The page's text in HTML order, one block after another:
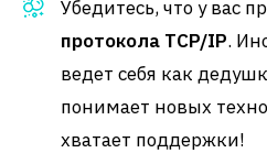
Убедитесь, что у вас
протокола TCP/IP.
ведет себя как
понимает новых
хватает поддержки!